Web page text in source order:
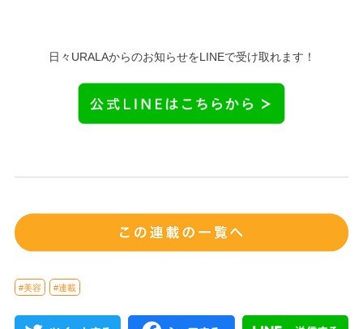
日々URALAからのお知らせをLINEで受け取れます！
#美容 #連載